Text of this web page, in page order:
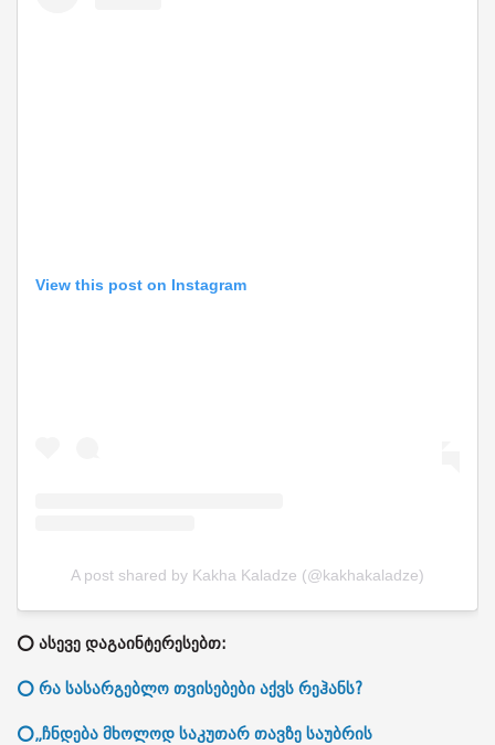
View this post on Instagram
A post shared by Kakha Kaladze (@kakhakaladze)
⭕ ასევე დაგაინტერესებთ:
⭕ რა სასარგებლო თვისებები აქვს რეჰანს?
⭕„ჩნდება მხოლოდ საკუთარ თავზე საუბრის